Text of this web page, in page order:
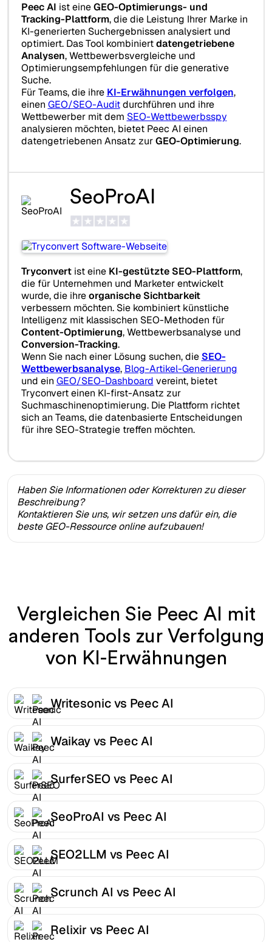
Peec AI ist eineGEO-Optimierungs- und
Tracking-Plattform, die die Leistung Ihrer Marke in
KI-generierten Suchergebnissen analysiert und
optimiert. Das Tool kombiniertdatengetriebene
Analysen, Wettbewerbsvergleiche und
Optimierungsempfehlungen für die generative
Suche.
Für Teams, die ihre KI-Erwähnungen verfolgen,
einen GEO/SEO-Auditdurchführen und ihre
Wettbewerber mit dem SEO-Wettbewerbsspy
analysieren möchten, bietet Peec AI einen
datengetriebenen Ansatz zurGEO-Optimierung.
SeoProAI
Tryconvertist eine KI-gestützte SEO-Plattform,
die für Unternehmen und Marketer entwickelt
wurde, die ihreorganische Sichtbarkeit
verbessern möchten. Sie kombiniert künstliche
Intelligenz mit klassischen SEO-Methoden für
Content-Optimierung, Wettbewerbsanalyse und
Conversion-Tracking.
Wenn Sie nach einer Lösung suchen, die SEO-
Wettbewerbsanalyse, Blog-Artikel-Generierung
und ein GEO/SEO-Dashboard vereint, bietet
Tryconvert einen KI-first-Ansatz zur
Suchmaschinenoptimierung. Die Plattform richtet
sich an Teams, die datenbasierte Entscheidungen
für ihre SEO-Strategie treffen möchten.
Haben Sie Informationen oder Korrekturen zu dieser
Beschreibung?
Kontaktieren Sie uns, wir setzen uns dafür ein, die
beste GEO-Ressource online aufzubauen!
Vergleichen Sie Peec AI mit
anderen Tools zur Verfolgung
von KI-Erwähnungen
Writesonic vs Peec AI
Waikay vs Peec AI
SurferSEO vs Peec AI
SeoProAI vs Peec AI
SEO2LLM vs Peec AI
Scrunch AI vs Peec AI
Relixir vs Peec AI